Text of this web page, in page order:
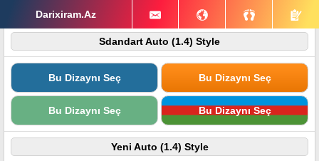
Darixiram.Az
Sdandart Auto (1.4) Style
Bu Dizaynı Seç Bu Dizaynı Seç
Bu Dizaynı Seç Bu Dizaynı Seç
Yeni Auto (1.4) Style